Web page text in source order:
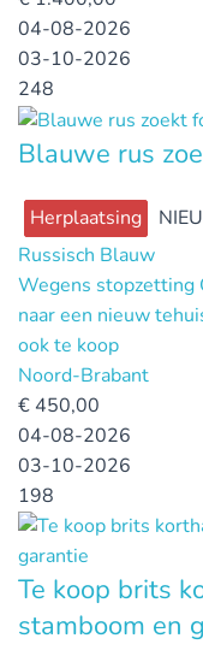
04-08-2026
03-10-2026
248
Blauwe rus
Herplaatsing
Russisch Blauw
Wegens stopzetting
naar een nieuw
ook te koop
Noord-Brabant
€ 450,00
04-08-2026
03-10-2026
198
Te koop brits
stamboom en